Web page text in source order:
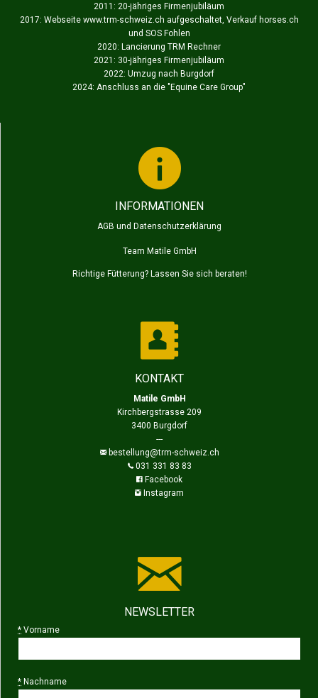
2011: 20-jähriges Firmenjubiläum
2017: Webseite www.trm-schweiz.ch aufgeschaltet, Verkauf horses.ch
und SOS Fohlen
2020: Lancierung TRM Rechner
2021: 30-jähriges Firmenjubiläum
2022: Umzug nach Burgdorf
2024: Anschluss an die "Equine Care Group"
INFORMATIONEN
AGB und Datenschutzerklärung
Team Matile GmbH
Richtige Fütterung? Lassen Sie sich beraten!
KONTAKT
Matile GmbH
Kirchbergstrasse 209
3400 Burgdorf
---
bestellung@trm-schweiz.ch
031 331 83 83
Facebook
Instagram
NEWSLETTER
* Vorname
* Nachname